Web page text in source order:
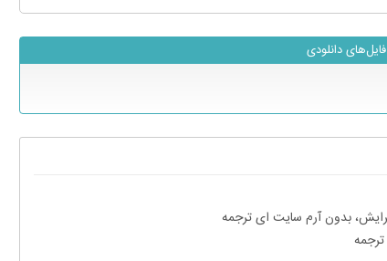
فایل‌های دانلودی